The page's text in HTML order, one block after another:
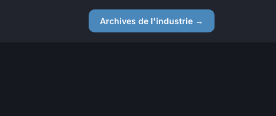
Archives de l'industrie →